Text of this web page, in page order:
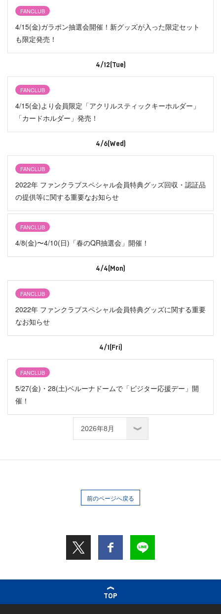
FANCLUB
4/15(金)ガラポン抽選会開催！新グッズが入った限定セット
も限定発売！
4/12(Tue)
FANCLUB
4/15(金)より会員限定「アクリルスティックキーホルダー」
「カードホルダー」発売！
4/6(Wed)
FANCLUB
2022年 ファンクラブスペシャル会員特典グッズ回収・認証品
の提供等に関する重要なお知らせ
FANCLUB
4/8(金)〜4/10(日)「春のQR抽選会」開催！
4/4(Mon)
FANCLUB
2022年 ファンクラブスペシャル会員特典グッズに関する重要
なお知らせ
4/1(Fri)
FANCLUB
5/27(金)・28(土)ベルーナドームで「ビジター応援デー」開
催！
前のページへ戻る
TOP